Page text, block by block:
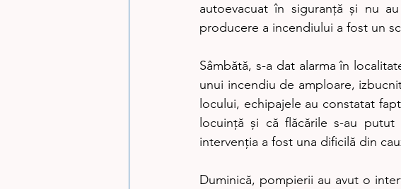
autoevacuat în siguranță și nu
producere a incendiului a fost un
Sâmbătă, s-a dat alarma în
unui incendiu de amploare,
locului, echipajele au constatat
locuință și că flăcările s-au
intervenția a fost una dificilă din
Duminică, pompierii au avut o